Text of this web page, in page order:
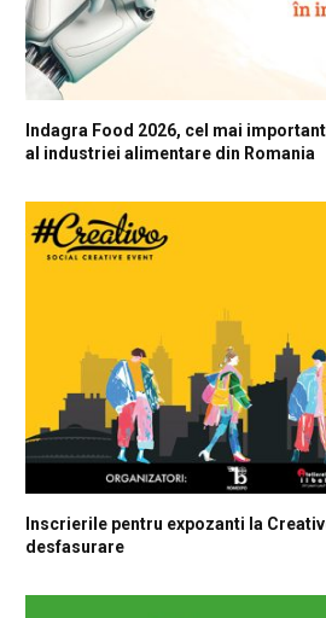
Indagra Food 2026, cel mai
al industriei alimentare din Romania
Inscrierile pentru expozanti la
desfasurare